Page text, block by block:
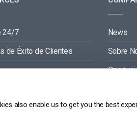
also enable us to get you the best
24/7
de Éxito de Clientes
de Reproductor API
News
Sobre
Aliados